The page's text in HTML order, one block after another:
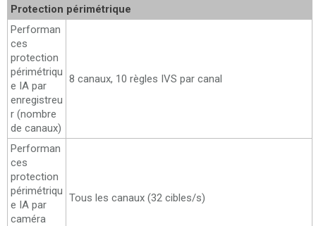
Protection périmétrique
Performan
ces
protection
périmétriqu
e IA par
enregistreu
r (nombre
de canaux)
8 canaux, 10 règles IVS par canal
Performan
ces
protection
périmétriqu
e IA par
caméra
Tous les canaux (32 cibles/s)